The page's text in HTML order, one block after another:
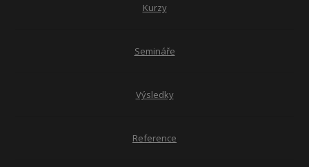
Kurzy
Semináře
Výsledky
Reference